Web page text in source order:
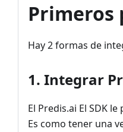
Primeros
Hay 2 formas de
1. Integrar
El Predis.ai El SDK
Es como tener una